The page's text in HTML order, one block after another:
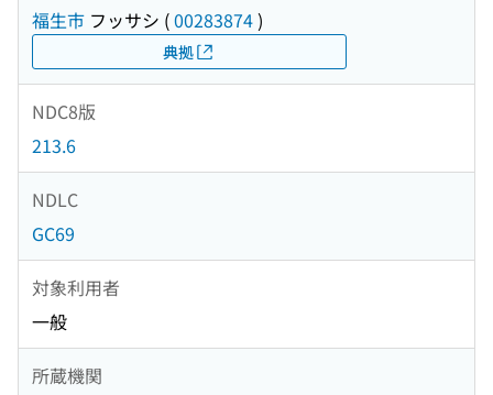
福生市 フッサシ (00283874)
典拠
NDC8版
213.6
NDLC
GC69
対象利用者
一般
所蔵機関